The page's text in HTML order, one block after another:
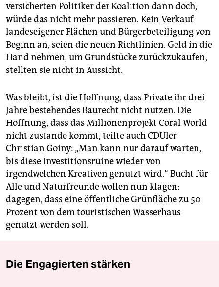
versicherten Politiker der Koalition dann doch,
würde das nicht mehr passieren. Kein Verkauf
landeseigener Flächen und Bürgerbeteiligung von
Beginn an, seien die neuen Richtlinien. Geld in die
Hand nehmen, um Grundstücke zurückzukaufen,
stellten sie nicht in Aussicht.
Was bleibt, ist die Hoffnung, dass Private ihr drei
Jahre bestehendes Baurecht nicht nutzen. Die
Hoffnung, dass das Millionenprojekt Coral World
nicht zustande kommt, teilte auch CDUler
Christian Goiny: „Man kann nur darauf warten,
bis diese Investitionsruine wieder von
irgendwelchen Kreativen genutzt wird.“ Bucht für
Alle und Naturfreunde wollen nun klagen:
dagegen, dass eine öffentliche Grünfläche zu 50
Prozent von dem touristischen Wasserhaus
genutzt werden soll.
Die Engagierten stärken